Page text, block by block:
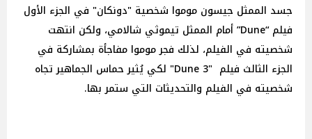
جسد الممثل جيسون موموا شخصية "دونكان" في الجزء الأول
فيلم “Dune” أمام الممثل تيموثي شالامي، ولكن انتهت
شخصيته في الفيلم، لذلك فجر موموا مفاجأة بمشاركة في
الجزء الثالث فيلم "Dune 3" لكي يُثير حماس الجماهير تجاه
شخصيته في الفيلم والتحديثات التي ستمر بها.